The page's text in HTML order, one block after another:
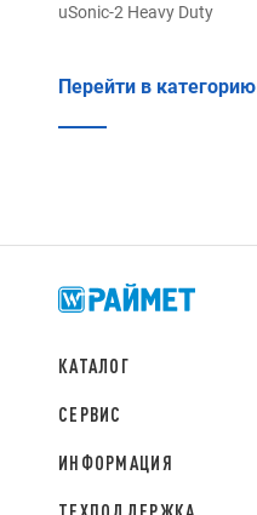
Перейти в категорию
uSonic-2 Heavy Duty
КАТАЛОГ
СЕРВИС
ИНФОРМАЦИЯ